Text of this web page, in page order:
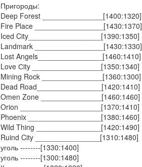
Пригороды:
Deep Forest _______________[1400:1320]
Fire Place _________________[1430:1370]
Iced City__________________[1390:1350]
Landmark _________________[1430:1330]
Lost Angels________________[1460:1410]
Love Сity _________________[1350:1340]
Mining Rock _______________[1360:1300]
Dead Road________________[1420:1410]
Omen Zone _______________[1460:1460]
Orion ____________________[1370:1410]
Phoenix __________________[1380:1460]
Wild Thing ________________[1420:1490]
Ruind City ________________[1310:1480]
уголь --------[1330:1400]
уголь --------[1300:1480]